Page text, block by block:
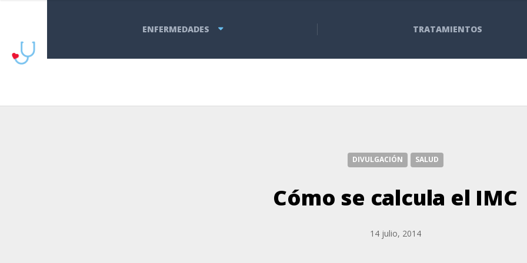
ENFERMEDADES TRATAMIENTOS
DIVULGACIÓN SALUD
Cómo se calcula el IMC
14 julio, 2014